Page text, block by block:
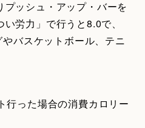
プッシュ・アップ・バーを
労力」で行うと8.0で、
バスケットボール、テニ
行った場合の消費カロリー